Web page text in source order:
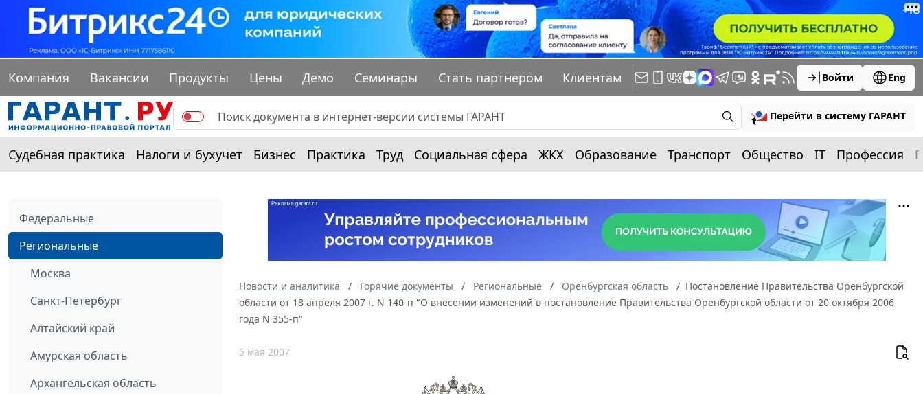
Компания Вакансии Продукты Цены Демо Семинары Стать партнером Клиентам Войти Eng
Перейти в систему ГАРАНТ
Судебная практика Налоги и бухучет Бизнес Практика Труд Социальная сфера ЖКХ Образование Транспорт Общество IT Профессия
Федеральные
Региональные
Москва
Санкт-Петербург
Алтайский край
Амурская область
Архангельская область
Новости и аналитика Горячие документы Региональные Оренбургская область
Постановление Правительства Оренбургской
области от 18 апреля 2007 г. N 140-п "О внесении изменений в постановление Правительства Оренбургской области от 20 октября 2006
года N 355-п"
5 мая 2007